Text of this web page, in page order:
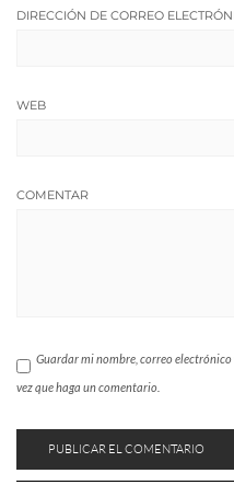
DIRECCIÓN DE CORREO
WEB
COMENTAR
Guardar mi nombre, correo
vez que haga un comentario.